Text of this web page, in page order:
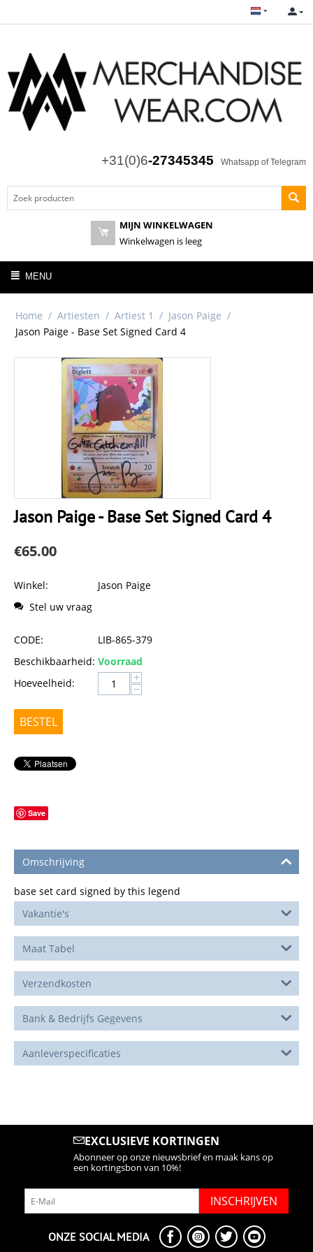
+31(0)6-27345345 Whatsapp of Telegram
MIJN WINKELWAGEN
Winkelwagen is leeg
MENU
Home / Artiesten / Artiest 1 / Jason Paige /
Jason Paige - Base Set Signed Card 4
Jason Paige - Base Set Signed Card 4
€65.00
Winkel:
Jason Paige
Stel uw vraag
CODE:
LIB-865-379
Beschikbaarheid: Voorraad
Hoeveelheid:
+
−
BESTEL
Save
Omschrijving
base set card signed by this legend
Vakantie's
Maat Tabel
Verzendkosten
Bank & Bedrijfs Gegevens
Aanleverspecificaties
EXCLUSIEVE KORTINGEN
Abonneer op onze nieuwsbrief en maak kans op
een kortingsbon van 10%!
INSCHRIJVEN
ONZE SOCIAL MEDIA